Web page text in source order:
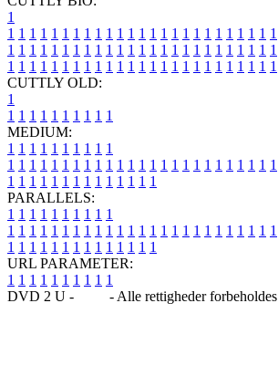
1
1 1 1 1 1 1 1 1 1 1 1 1 1 1 1 1 1 1 1 1 1 1 1 1 1
1 1 1 1 1 1 1 1 1 1 1 1 1 1 1 1 1 1 1 1 1 1 1 1 1
1 1 1 1 1 1 1 1 1 1 1 1 1 1 1 1 1 1 1 1 1 1 1 1 1
CUTTLY OLD:
1
1 1 1 1 1 1 1 1 1 1
MEDIUM:
1 1 1 1 1 1 1 1 1 1
1 1 1 1 1 1 1 1 1 1 1 1 1 1 1 1 1 1 1 1 1 1 1 1 1
1 1 1 1 1 1 1 1 1 1 1 1 1 1
PARALLELS:
1 1 1 1 1 1 1 1 1 1
1 1 1 1 1 1 1 1 1 1 1 1 1 1 1 1 1 1 1 1 1 1 1 1 1
1 1 1 1 1 1 1 1 1 1 1 1 1 1
URL PARAMETER:
1 1 1 1 1 1 1 1 1 1
DVD 2 U -
- Alle rettigheder forbeholdes